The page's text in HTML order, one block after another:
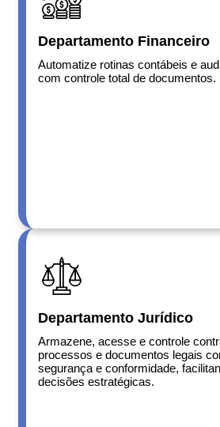
Departamento Financeiro
Automatize rotinas contábeis e
com controle total de documentos.
Departamento Jurídico
Armazene, acesse e controle
processos e documentos legais
segurança e conformidade,
decisões estratégicas.